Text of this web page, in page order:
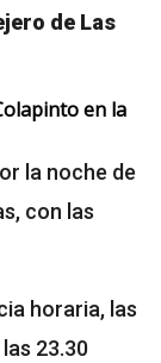
de Las
en la
la noche de
con las
horaria, las
23.30